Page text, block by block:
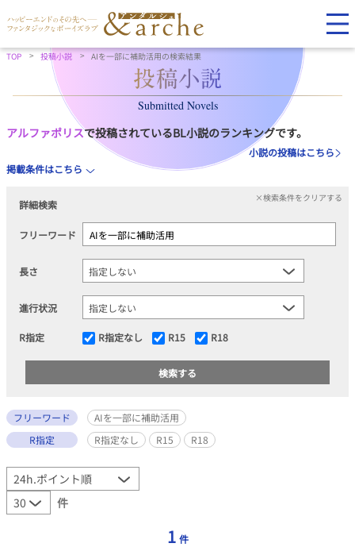
TOP 投稿小説 AIを一部に補助活用の検索結果
Submitted Novels
アルファポリスで投稿されているBL小説のランキングです。
小説の投稿はこちら
掲載条件はこちら
詳細検索
×検索条件をクリアする
フリーワード
長さ
進行状況
R指定 R指定なし R15 R18
フリーワード
AIを一部に補助活用
R指定
R指定なし R15 R18
件
1 件